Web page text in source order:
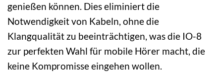
genießen können. Dies eliminiert die
Notwendigkeit von Kabeln, ohne die
Klangqualität zu beeinträchtigen, was die IO-8
zur perfekten Wahl für mobile Hörer macht, die
keine Kompromisse eingehen wollen.